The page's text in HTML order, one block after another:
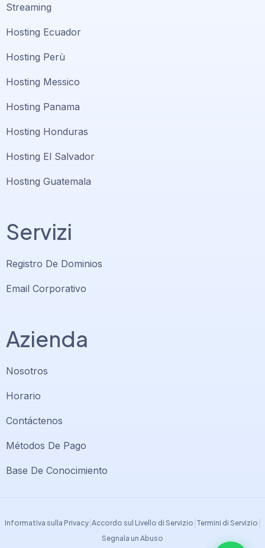
Streaming
Hosting Ecuador
Hosting Perù
Hosting Messico
Hosting Panama
Hosting Honduras
Hosting El Salvador
Hosting Guatemala
Servizi
Registro De Dominios
Email Corporativo
Azienda
Nosotros
Horario
Contáctenos
Métodos De Pago
Base De Conocimiento
Informativa sulla Privacy| Accordo sul Livello di Servizio Termini di Servizio
Segnala un Abuso